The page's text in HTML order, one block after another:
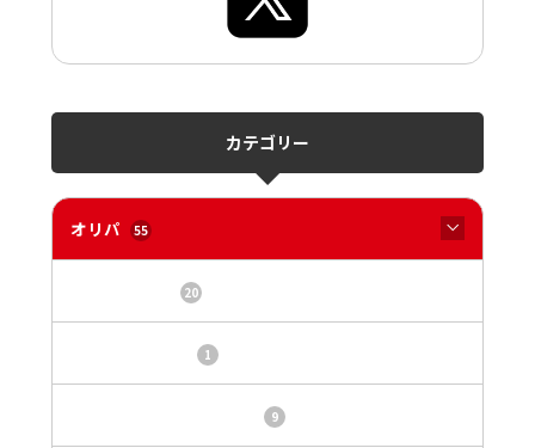
カテゴリー
オリパ 55
20
1
9